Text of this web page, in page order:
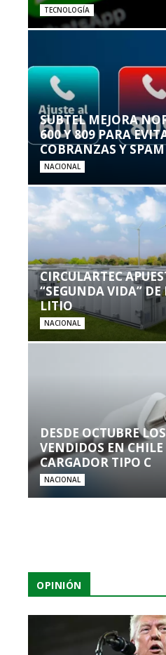
TECNOLOGÍA
SUBTEL MEJORA
600 Y 809 PARA
COBRANZAS Y SPAM
NACIONAL
CIRCULARTEC
“SEGUNDA VIDA”
LITIO
NACIONAL
DESDE OCTUBRE
VENDIDOS EN
CARGADOR TIPO C
NACIONAL
OPINIÓN